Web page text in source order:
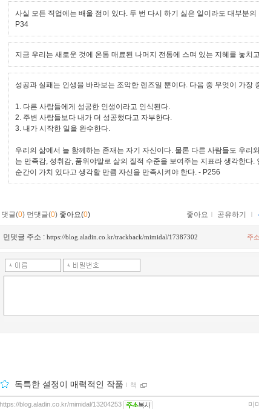
사실 모든 직업에는 배울 점이 있다. 두 번 다시 하기 싫은 일이라도 대부분
P34
지금 우리는 새로운 것에 온통 매료된 나머지 전통에 스며 있는 지혜를 놓치
성공과 실패는 인생을 바라보는 조악한 렌즈일 뿐이다. 다음 중 무엇이 가장
1. 다른 사람들에게 성공한 인생이라고 인식된다.
2. 주변 사람들보다 내가 더 성공했다고 자부한다.
3. 내가 시작한 일을 완수한다.
우리의 삶에서 늘 함께하는 존재는 자기 자신이다. 물론 다른 사람들도 우리
는 만족감, 성취감, 품위야말로 삶의 질적 수준을 보여주는 지표라 생각한다.
순간이 가치 있다고 생각할 만큼 자신을 만족시켜야 한다. - P256
댓글(0) 먼댓글(0) 좋아요(0) 좋아요 ｌ 공유하기 ｌ
먼댓글 주소 : https://blog.aladin.co.kr/trackback/mimidal/17387302 주
독특한 설정이 매력적인 작품 ｌ 책
미
https://blog.aladin.co.kr/mimidal/13204253